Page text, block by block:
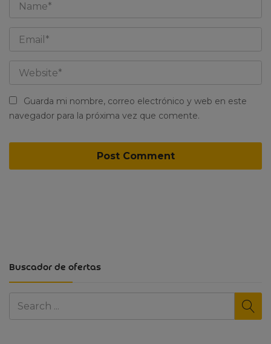
Buscador de ofertas
Guarda mi nombre, correo electrónico y web en este
navegador para la próxima vez que comente.